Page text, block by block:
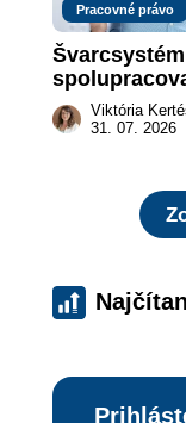
Pracovné právo
legálne a bez
Viktória
31. 07. 2026